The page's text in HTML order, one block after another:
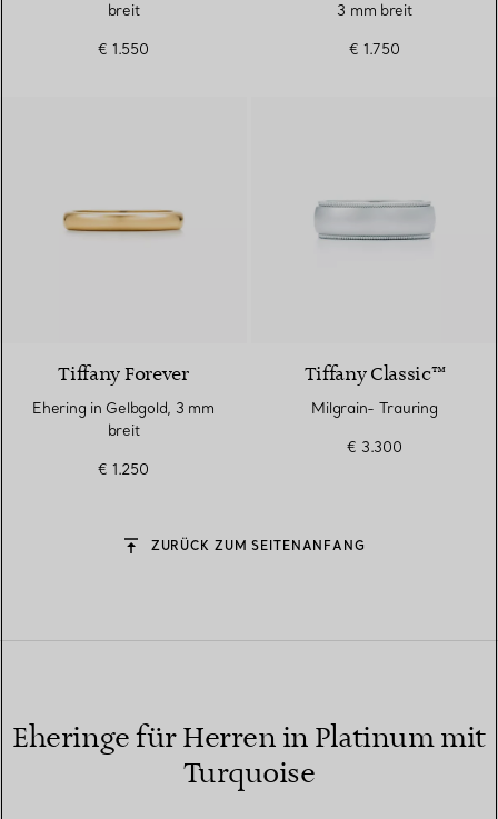
breit
€ 1.550
3 mm breit
€ 1.750
Tiffany Forever
Ehering in Gelbgold, 3 mm
breit
€ 1.250
Tiffany Classic™
Milgrain- Trauring
€ 3.300
ZURÜCK ZUM SEITENANFANG
Eheringe für Herren in Platinum mit
Turquoise